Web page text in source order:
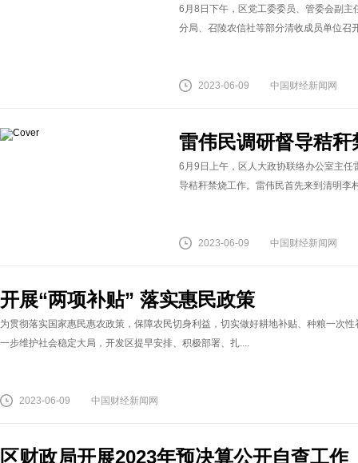
6月8日下午，区党工委委员、管委会副
分局、召陵农信社等部分清收成员单位召
2023-06-09 中国财经新闻网
雷伟民调研督导秸秆
6月9日上午，区人大政协联络办公室主任
导秸秆禁烧工作。雷伟民首先来到清明李
2023-06-09 中国财经新闻网
开展“两项补贴” 落实惠民政策
为贯彻落实国家惠民惠农政策，保障农民切身利益，切实做好耕地补贴、种粮一次
一步维护社会稳定大局，开发区提早安排、积极部署、扎....
2023-06-09 中国财经新闻网
区财政局开展2023年预决算公开自查工作